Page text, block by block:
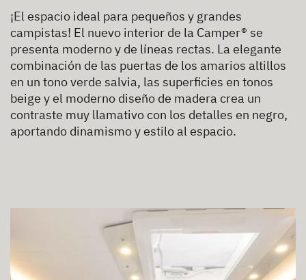
¡El espacio ideal para pequeños y grandes
campistas! El nuevo interior de la Camper® se
presenta moderno y de líneas rectas. La elegante
combinación de las puertas de los amarios altillos
en un tono verde salvia, las superficies en tonos
beige y el moderno diseño de madera crea un
contraste muy llamativo con los detalles en negro,
aportando dinamismo y estilo al espacio.